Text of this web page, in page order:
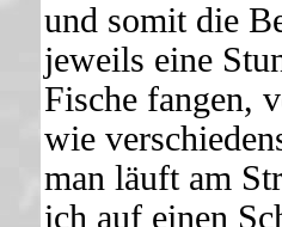
und somit die
jeweils eine
Fische fangen,
wie
man läuft am
ich auf einen